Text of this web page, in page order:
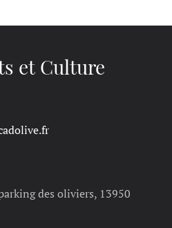
et Culture
des oliviers, 13950